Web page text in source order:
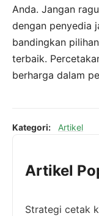
Anda. Jangan
dengan penyedia
bandingkan
terbaik.
berharga dalam
Kategori: Artikel
Artikel
Strategi cetak